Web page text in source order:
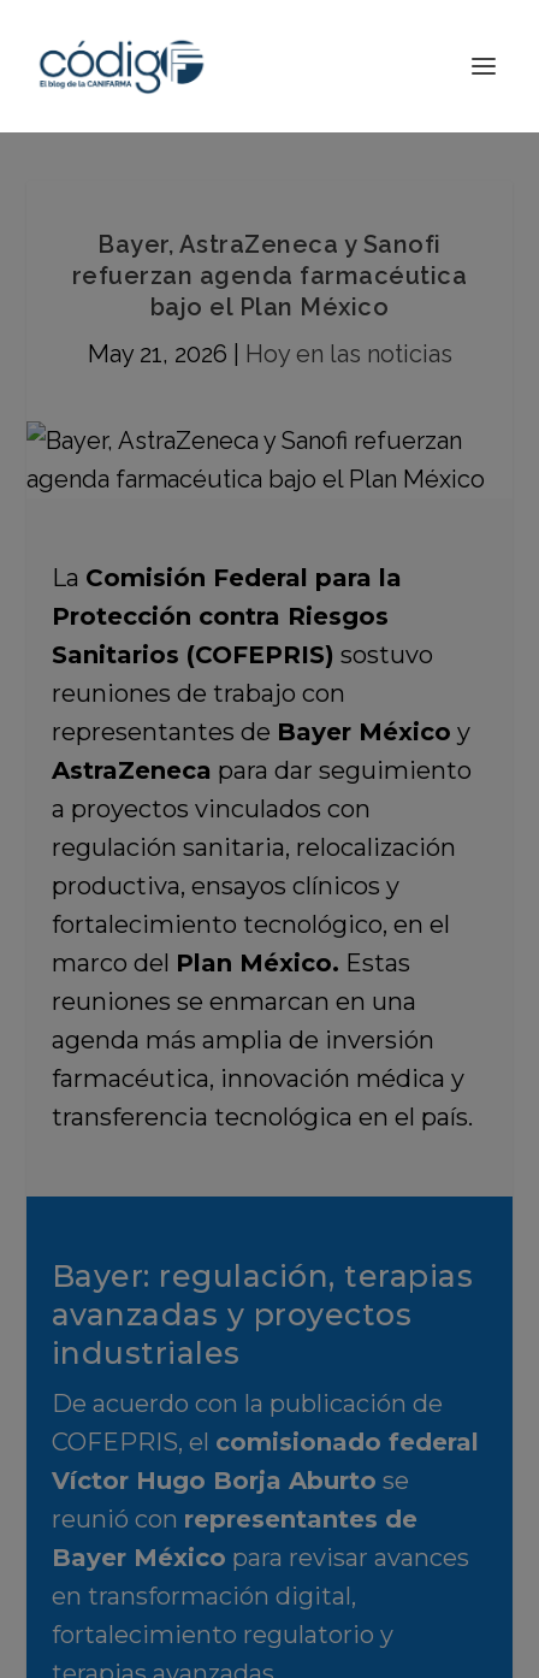
Bayer, AstraZeneca y Sanofi
refuerzan agenda farmacéutica
bajo el Plan México
May 21, 2026
Hoy en las noticias
La Comisión Federal para la
Protección contra Riesgos
Sanitarios (COFEPRIS) sostuvo
reuniones de trabajo con
representantes de Bayer México y
AstraZeneca para dar seguimiento
a proyectos vinculados con
regulación sanitaria, relocalización
productiva, ensayos clínicos y
fortalecimiento tecnológico, en el
marco del Plan México. Estas
reuniones se enmarcan en una
agenda más amplia de inversión
farmacéutica, innovación médica y
transferencia tecnológica en el país.
Bayer: regulación, terapias
avanzadas y proyectos
industriales
De acuerdo con la publicación de
COFEPRIS, el comisionado federal
Víctor Hugo Borja Aburto se
reunió con representantes de
Bayer México para revisar avances
en transformación digital,
fortalecimiento regulatorio y